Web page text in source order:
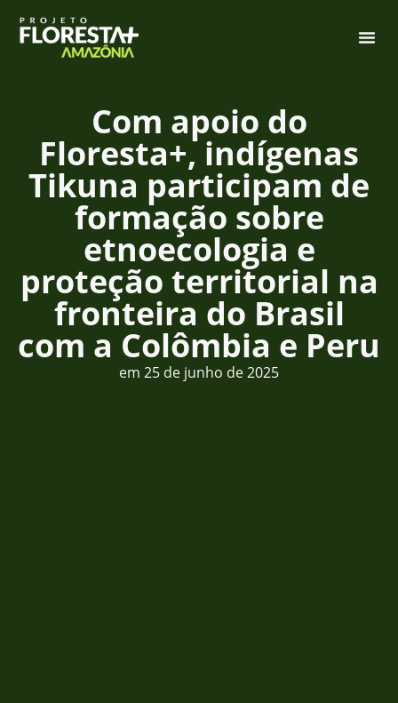
Com apoio do
Floresta+, indígenas
Tikuna participam de
formação sobre
etnoecologia e
proteção territorial na
fronteira do Brasil
com a Colômbia e Peru
em 25 de junho de 2025